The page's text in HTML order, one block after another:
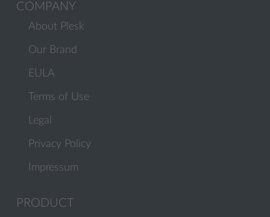
COMPANY
About Plesk
Our Brand
EULA
Terms of Use
Legal
Privacy Policy
Impressum
PRODUCT